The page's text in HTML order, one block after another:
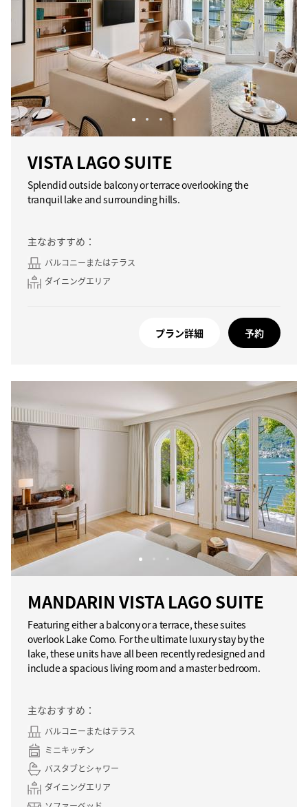
VISTA LAGO SUITE
Splendid outside balcony or terrace overlooking the
tranquil lake and surrounding hills.
主なおすすめ：
バルコニーまたはテラス
ダイニングエリア
プラン詳細 予約
MANDARIN VISTA LAGO SUITE
Featuring either a balcony or a terrace, these suites
overlook Lake Como. For the ultimate luxury stay by the
lake, these units have all been recently redesigned and
include a spacious living room and a master bedroom.
主なおすすめ：
バルコニーまたはテラス
ミニキッチン
バスタブとシャワー
ダイニングエリア